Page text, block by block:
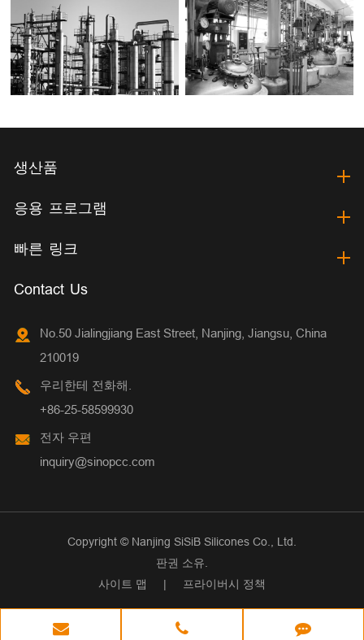
생산품
응용 프로그램
빠른 링크
Contact Us
No.50 Jialingjiang East Street, Nanjing, Jiangsu, China
210019
우리한테 전화해.
+86-25-58599930
전자 우편
inquiry@sinopcc.com
Copyright © Nanjing SiSiB Silicones Co., Ltd.
판권 소유.
사이트 맵
| 프라이버시 정책